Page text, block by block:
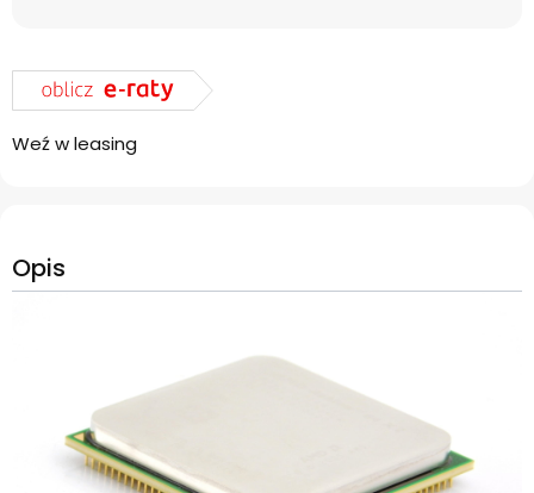
Weź w leasing
Opis